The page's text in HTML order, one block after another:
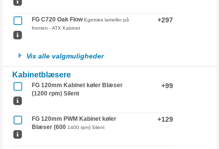
FG C720 Oak FlowEgetræs lameller på
fronten - ATX Kabinet
+297
Vis alle valgmuligheder
Kabinetblæsere
FG 120mm Kabinet køler Blæser
(1200 rpm) Silent
+99
FG 120mm PWM Kabinet køler
Blæser (600 1400 rpm) Silent
+129